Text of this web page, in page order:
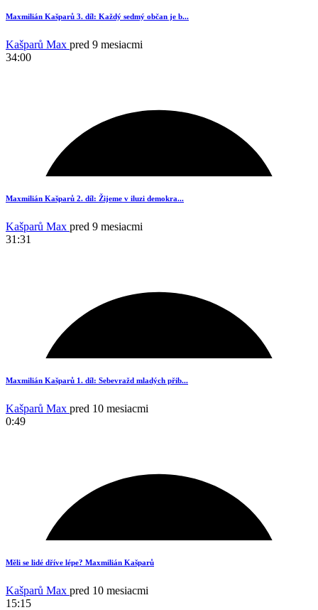
17
17
Maxmilián Kašparů 3. díl: Každý sedmý občan je b...
Kašparů Max pred 9 mesiacmi
34:00
17
Maxmilián Kašparů 2. díl: Žijeme v iluzi demokra...
Kašparů Max pred 9 mesiacmi
31:31
19
Maxmilián Kašparů 1. díl: Sebevražd mladých přib...
Kašparů Max pred 10 mesiacmi
0:49
Měli se lidé dříve lépe? Maxmilián Kašparů
Kašparů Max pred 10 mesiacmi
15:15